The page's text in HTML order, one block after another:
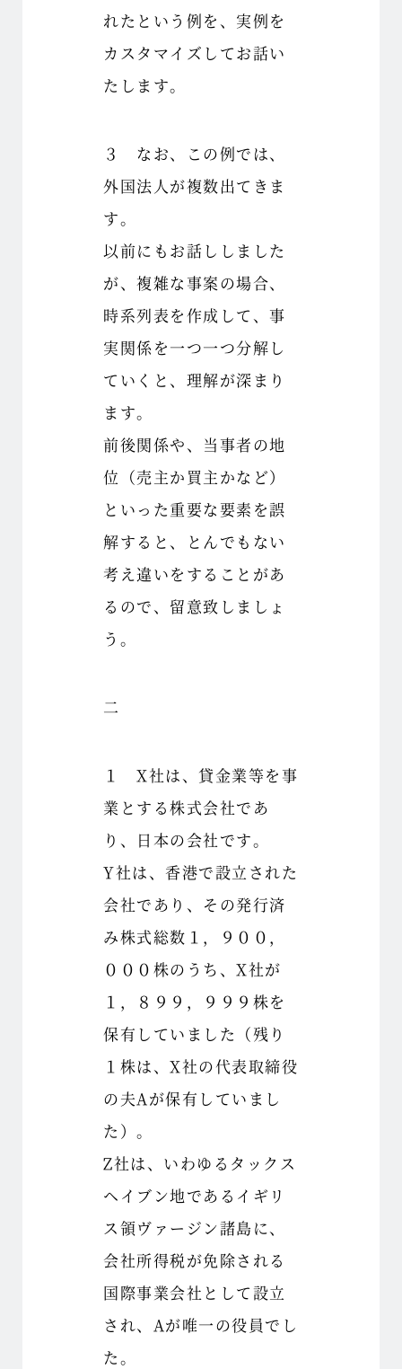
れたという例を、実例を
カスタマイズしてお話い
たします。
３ なお、この例では、
外国法人が複数出てきま
す。
以前にもお話ししました
が、複雑な事案の場合、
時系列表を作成して、事
実関係を一つ一つ分解し
ていくと、理解が深まり
ます。
前後関係や、当事者の地
位（売主か買主かなど）
といった重要な要素を誤
解すると、とんでもない
考え違いをすることがあ
るので、留意致しましょ
う。
二
１ X社は、貸金業等を事
業とする株式会社であ
り、日本の会社です。
Y社は、香港で設立された
会社であり、その発行済
み株式総数１，９００，
０００株のうち、X社が
１，８９９，９９９株を
保有していました（残り
１株は、X社の代表取締役
の夫Aが保有していまし
た）。
Z社は、いわゆるタックス
ヘイブン地であるイギリ
ス領ヴァージン諸島に、
会社所得税が免除される
国際事業会社として設立
され、Aが唯一の役員でし
た。